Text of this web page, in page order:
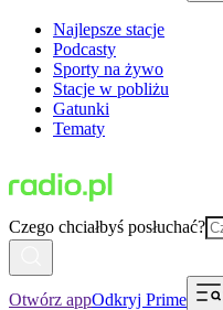
Najlepsze stacje
Podcasty
Sporty na żywo
Stacje w pobliżu
Gatunki
Tematy
Czego chciałbyś posłuchać?
Otwórz appOdkryj Prime